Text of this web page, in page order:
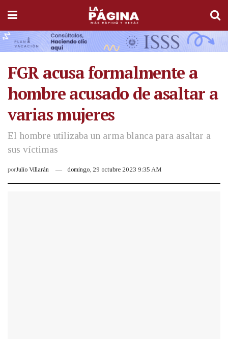
FGR acusa formalmente a
hombre acusado de asaltar a
varias mujeres
El hombre utilizaba un arma blanca para asaltar a
sus víctimas
porJulio Villarán domingo, 29 octubre 2023 9:35 AM